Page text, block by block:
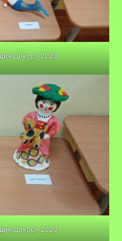
Декор» 2023
Декор» 2023